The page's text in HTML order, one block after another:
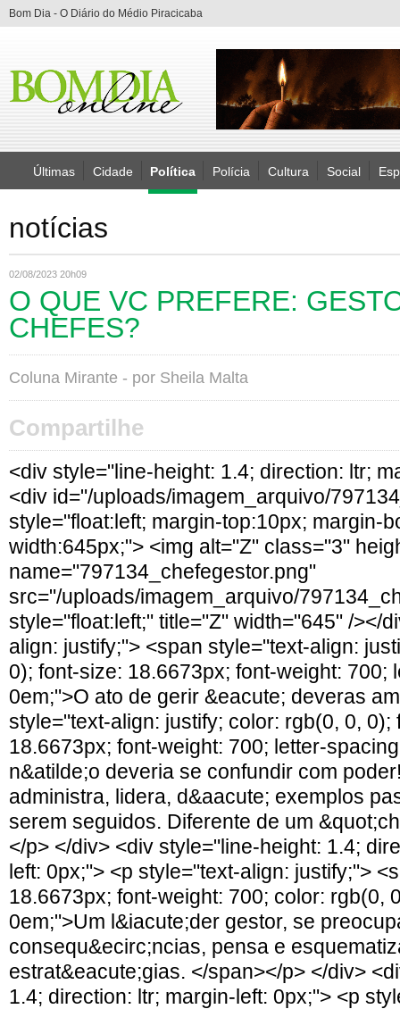
Bom Dia - O Diário do Médio Piracicaba
Últimas Cidade Política Polícia Cultura Social
notícias
02/08/2023 20h09
O QUE VC PREFERE:
CHEFES?
Coluna Mirante - por Sheila Malta
Compartilhe
<div style="line-height: 1.4; direction: ltr;
<div id="/uploads/imagem_arquivo/
style="float:left; margin-top:10px; margin-
width:645px;"> <img alt="Z" class="3"
name="797134_chefegestor.png"
src="/uploads/imagem_arquivo/
style="float:left;" title="Z" width="645" /></
align: justify;"> <span style="text-align:
0); font-size: 18.6673px; font-weight: 700;
0em;">O ato de gerir &eacute; deveras
style="text-align: justify; color: rgb(0, 0, 0);
18.6673px; font-weight: 700; letter-
n&atilde;o deveria se confundir com
administra, lidera, d&aacute; exemplos
serem seguidos. Diferente de um
</p> </div> <div style="line-height: 1.4;
left: 0px;"> <p style="text-align: justify;">
18.6673px; font-weight: 700; color: rgb(0,
0em;">Um l&iacute;der gestor, se
consequ&ecirc;ncias, pensa e
estrat&eacute;gias. </span></p> </div>
1.4; direction: ltr; margin-left: 0px;"> <p